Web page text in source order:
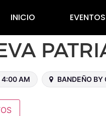
INICIO EVENTOS
4:00 AM BANDEÑO